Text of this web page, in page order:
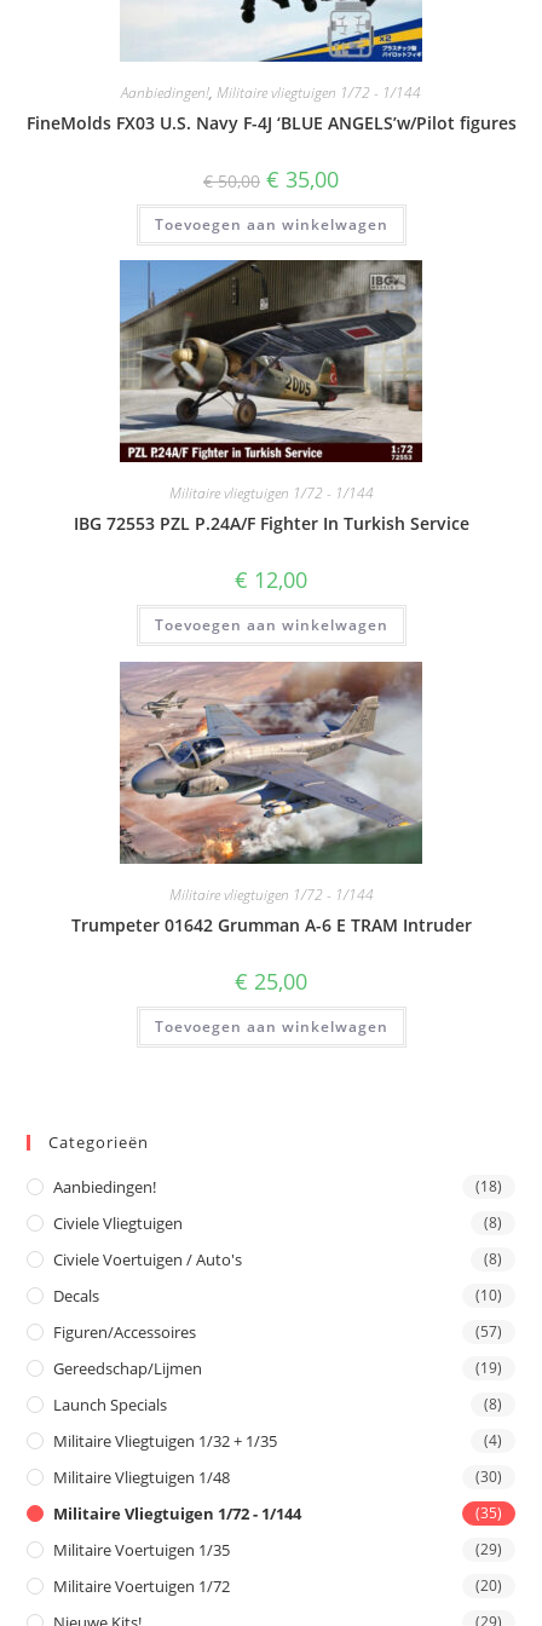
Aanbiedingen!, Militaire vliegtuigen 1/72 - 1/144
FineMolds FX03 U.S. Navy F-4J ‘BLUE ANGELS’w/Pilot figures
€50,00 Oorspronkelijke
prijs
was:
€ 50,00.
€ 35,00Huidige
is:
€ 35,00.
Toevoegen aan winkelwagen
Militaire vliegtuigen 1/72 - 1/144
IBG 72553 PZL P.24A/F Fighter In Turkish Service
€ 12,00
Toevoegen aan winkelwagen
Militaire vliegtuigen 1/72 - 1/144
Trumpeter 01642 Grumman A-6 E TRAM Intruder
€ 25,00
Toevoegen aan winkelwagen
Categorieën
Aanbiedingen! (18)
Civiele Vliegtuigen (8)
Civiele Voertuigen / Auto's (8)
Decals (10)
Figuren/Accessoires (57)
Gereedschap/Lijmen (19)
Launch Specials (8)
Militaire Vliegtuigen 1/32 + 1/35 (4)
Militaire Vliegtuigen 1/48 (30)
Militaire Vliegtuigen 1/72 - 1/144 (35)
Militaire Voertuigen 1/35 (29)
Militaire Voertuigen 1/72 (20)
(29)